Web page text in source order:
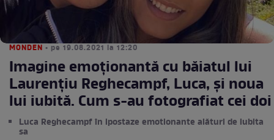
MONDEN • pe 19.08.2021 la 12:20
Imagine emoționantă cu băiatul lui
Laurențiu Reghecampf, Luca, și noua
lui iubită. Cum s-au fotografiat cei doi
Luca Reghecampf în ipostaze emotionante alături de iubita
sa